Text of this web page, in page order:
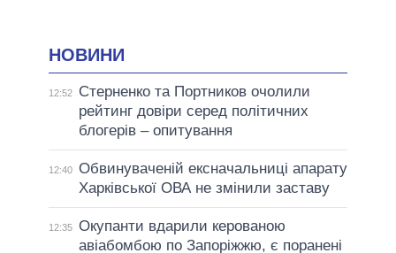
НОВИНИ
12:52
Стерненко та Портников очолили
рейтинг довіри серед політичних
блогерів – опитування
12:40 Обвинуваченій ексначальниці апарату
Харківської ОВА не змінили заставу
12:35 Окупанти вдарили керованою
авіабомбою по Запоріжжю, є поранені